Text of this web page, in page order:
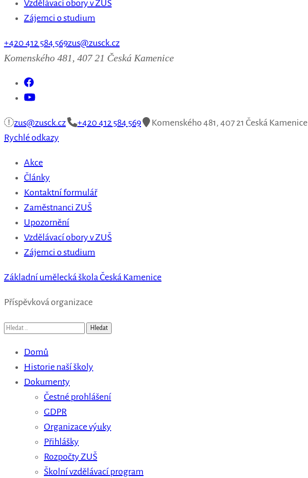
Vzdělávací obory v ZUŠ
Zájemci o studium
+420 412 584 569zus@zusck.cz
Komenského 481, 407 21 Česká Kamenice
zus@zusck.cz +420 412 584 569
Komenského 481, 407 21 Česká Kamenice
Rychlé odkazy
Akce
Články
Kontaktní formulář
Zaměstnanci ZUŠ
Upozornění
Vzdělávací obory v ZUŠ
Zájemci o studium
Základní umělecká škola Česká Kamenice
Příspěvková organizace
Vyhledávání
Domů
Historie naší školy
Dokumenty
Čestné prohlášení
GDPR
Organizace výuky
Přihlášky
Rozpočty ZUŠ
Školní vzdělávací program